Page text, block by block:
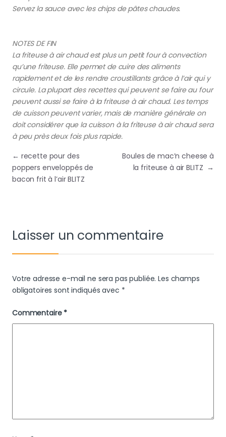
Servez la sauce avec les chips de pâtes chaudes.
NOTES DE FIN
La friteuse à air chaud est plus un petit four à convection
qu’une friteuse. Elle permet de cuire des aliments
rapidement et de les rendre croustillants grâce à l’air qui y
circule. La plupart des recettes qui peuvent se faire au four
peuvent aussi se faire à la friteuse à air chaud. Les temps
de cuisson peuvent varier, mais de manière générale on
doit considérer que la cuisson à la friteuse à air chaud sera
à peu près deux fois plus rapide.
Navigation de l’article
← recette pour des
poppers enveloppés de
bacon frit à l’air BLITZ
Boules de mac’n cheese à
la friteuse à air BLITZ →
Laisser un commentaire
Votre adresse e-mail ne sera pas publiée. Les champs
obligatoires sont indiqués avec *
Commentaire *